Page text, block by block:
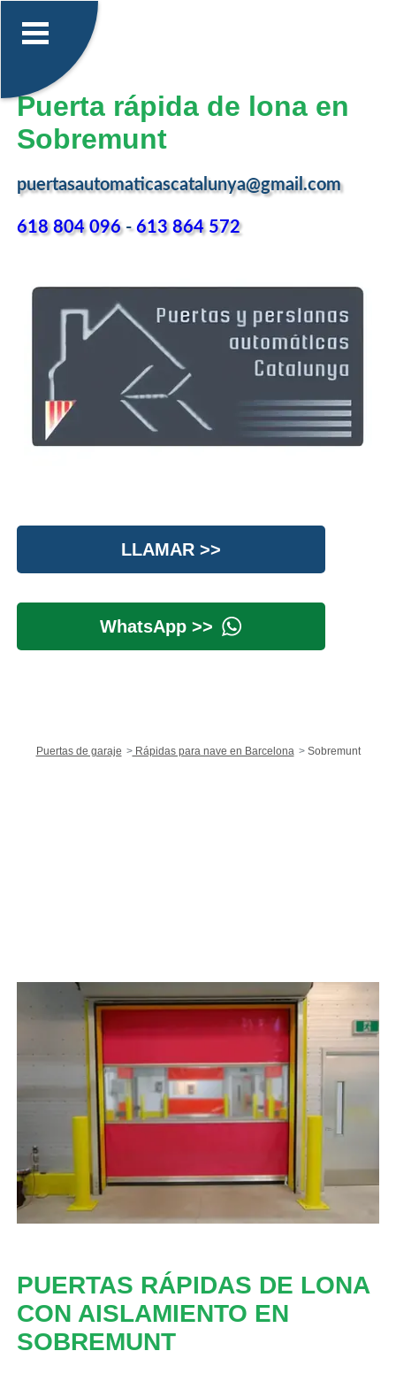
Puerta rápida de lona en
Sobremunt
puertasautomaticascatalunya@gmail.com
618 804 096-613 864 572
LLAMAR >>
WhatsApp >>
Puertas de garaje Rápidas para nave en Barcelona Sobremunt
PUERTAS RÁPIDAS DE LONA
CON AISLAMIENTO EN
SOBREMUNT